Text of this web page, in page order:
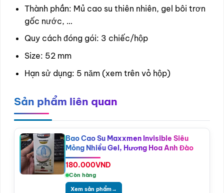
Thành phần: Mủ cao su thiên nhiên, gel bôi trơn
gốc nước, …
Quy cách đóng gói: 3 chiếc/hộp
Size: 52 mm
Hạn sử dụng: 5 năm (xem trên vỏ hộp)
Sản phẩm liên quan
Bao Cao Su Maxxmen Invisible Siêu
Mỏng Nhiều Gel, Hương Hoa Anh Đào
180.000VND
Còn hàng
Xem sản phẩm→